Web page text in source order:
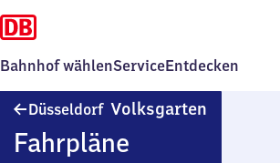
Bahnhof wählenServiceEntdecken
Düsseldorf Volksgarten
Fahrpläne